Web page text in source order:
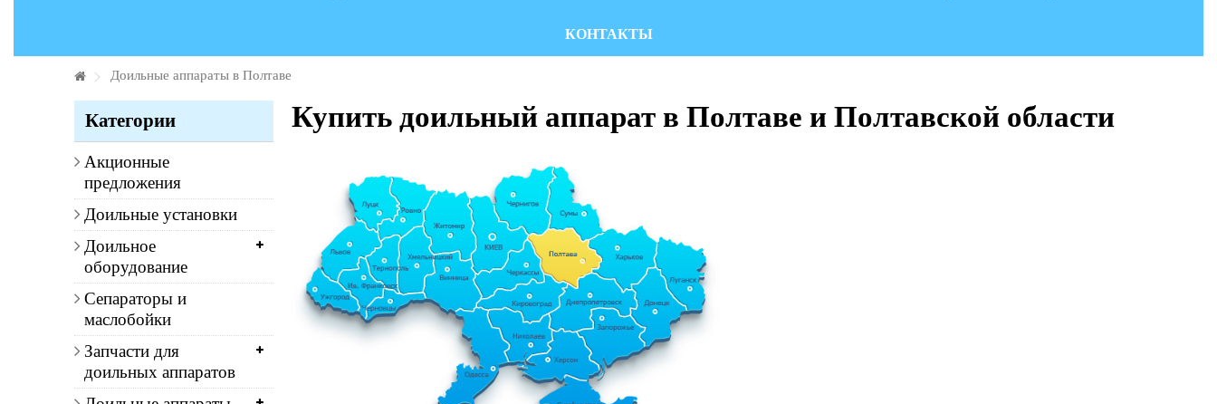
КОНТАКТЫ
Доильные аппараты в Полтаве
Купить доильный аппарат в Полтаве и Полтавской области
Категории
Акционные
предложения
Доильные установки
Доильное
оборудование
Сепараторы и
маслобойки
Запчасти для
доильных аппаратов